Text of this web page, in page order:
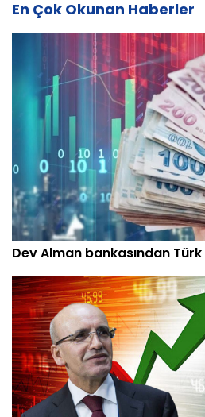
En Çok Okunan Haberler
Dev Alman bankasından